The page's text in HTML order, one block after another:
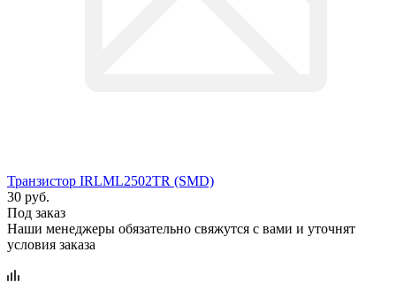
Транзистор IRLML2502TR (SMD)
30 руб.
Под заказ
Наши менеджеры обязательно свяжутся с вами и уточнят
условия заказа